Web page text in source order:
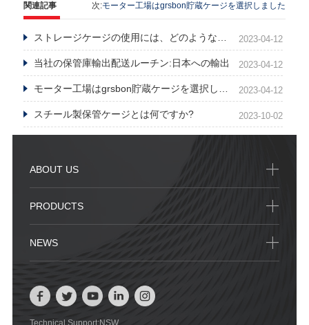
次:モーター工場はgrsbon貯蔵ケージを選択しました
関連記事
2023-04-12
2023-04-12
当社の保管庫輸出配送ルーチン:日本への輸出
2023-04-12
2023-10-02
スチール製保管ケージとは何ですか?
ABOUT US
PRODUCTS
NEWS
Technical Support:NSW